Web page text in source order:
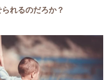
れるのだろか？